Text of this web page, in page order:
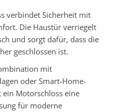
verbindet Sicherheit mit
Die Haustür verriegelt
und sorgt dafür, dass die
geschlossen ist.
mit
oder Smart-Home-
ein Motorschloss eine
für moderne